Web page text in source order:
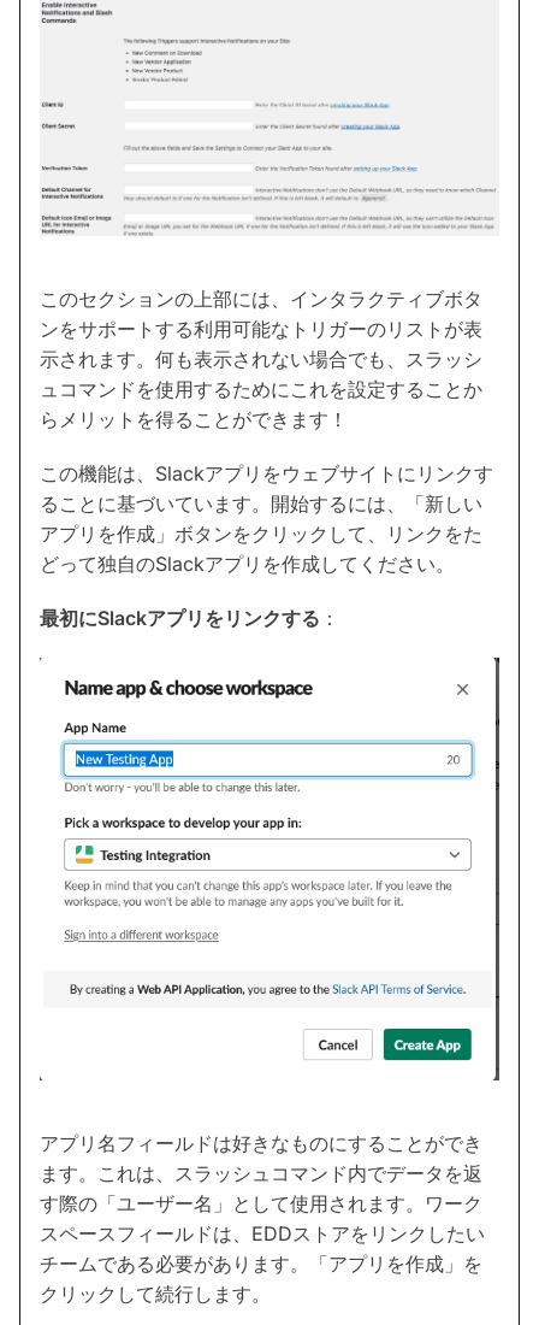
このセクションの上部には、インタラクティブボタ
ンをサポートする利用可能なトリガーのリストが表
示されます。何も表示されない場合でも、スラッシ
ュコマンドを使用するためにこれを設定することか
らメリットを得ることができます！
この機能は、Slackアプリをウェブサイトにリンクす
ることに基づいています。開始するには、「新しい
アプリを作成」ボタンをクリックして、リンクをた
どって独自のSlackアプリを作成してください。
最初にSlackアプリをリンクする ：
アプリ名フィールドは好きなものにすることができ
ます。これは、スラッシュコマンド内でデータを返
す際の「ユーザー名」として使用されます。ワーク
スペースフィールドは、EDDストアをリンクしたい
チームである必要があります。「アプリを作成」を
クリックして続行します。